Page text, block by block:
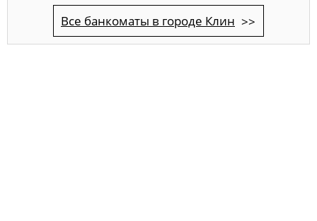
Все банкоматы в городе Клин